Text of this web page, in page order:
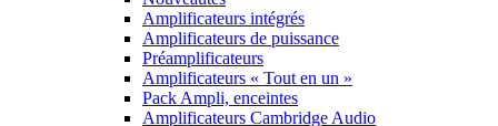
Amplificateurs intégrés
Amplificateurs de puissance
Préamplificateurs
Amplificateurs « Tout en un »
Pack Ampli, enceintes
Amplificateurs Cambridge Audio